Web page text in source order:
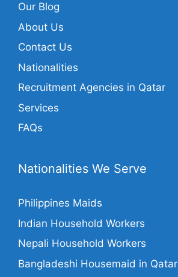
Our Blog
About Us
Contact Us
Nationalities
Recruitment Agencies in Qatar
Services
FAQs
Nationalities We Serve
Philippines Maids
Indian Household Workers
Nepali Household Workers
Bangladeshi Housemaid in Qatar